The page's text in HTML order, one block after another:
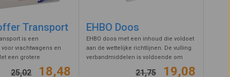
is of er op korte termijn een audit plaatsvindt?
worden. Betervoorbereid.nl is de grootste
Transport
is een
vrachtwagens en
een grotere
dan een
25,02 18,48
EHBO Doos
EHBO doos met een inhoud die voldoet
aan de wettelijke richtlijnen. De vulling
verbandmiddelen is voldoende om
kleine ongelukjes en verwondingen te
21,75 19,08